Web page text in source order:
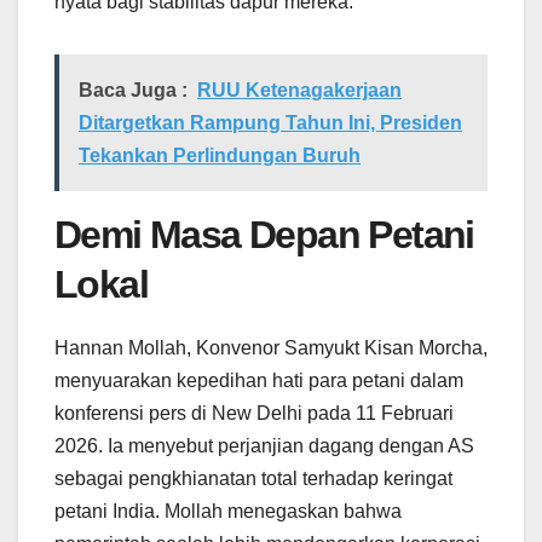
Baca Juga :
RUU Ketenagakerjaan
Ditargetkan Rampung Tahun Ini, Presiden
Tekankan Perlindungan Buruh
Demi Masa Depan Petani
Lokal
Hannan Mollah, Konvenor Samyukt Kisan Morcha,
menyuarakan kepedihan hati para petani dalam
konferensi pers di New Delhi pada 11 Februari
2026. Ia menyebut perjanjian dagang dengan AS
sebagai pengkhianatan total terhadap keringat
petani India. Mollah menegaskan bahwa